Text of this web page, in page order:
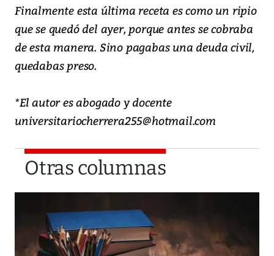
Finalmente esta última receta es como un ripio
que se quedó del ayer, porque antes se cobraba
de esta manera. Sino pagabas una deuda civil,
quedabas preso.
*El autor es abogado y docente
universitariocherrera255@hotmail.com
Otras columnas